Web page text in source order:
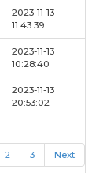
2023-11-13
11:43:39
2023-11-13
10:28:40
2023-11-13
20:53:02
2 3 Next